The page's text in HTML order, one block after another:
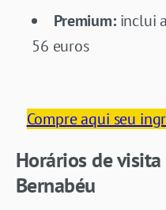
Premium:inclui
56 euros
Compre aqui seu
Horários de
Bernabéu